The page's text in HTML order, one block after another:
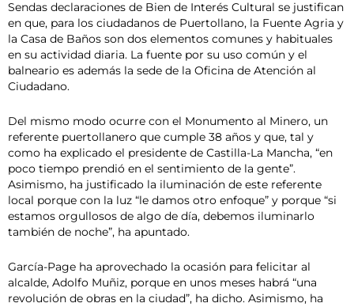
Sendas declaraciones de Bien de Interés Cultural se justifican
en que, para los ciudadanos de Puertollano, la Fuente Agria y
la Casa de Baños son dos elementos comunes y habituales
en su actividad diaria. La fuente por su uso común y el
balneario es además la sede de la Oficina de Atención al
Ciudadano.
Del mismo modo ocurre con el Monumento al Minero, un
referente puertollanero que cumple 38 años y que, tal y
como ha explicado el presidente de Castilla-La Mancha, “en
poco tiempo prendió en el sentimiento de la gente”.
Asimismo, ha justificado la iluminación de este referente
local porque con la luz “le damos otro enfoque” y porque “si
estamos orgullosos de algo de día, debemos iluminarlo
también de noche”, ha apuntado.
García-Page ha aprovechado la ocasión para felicitar al
alcalde, Adolfo Muñiz, porque en unos meses habrá “una
revolución de obras en la ciudad”, ha dicho. Asimismo, ha